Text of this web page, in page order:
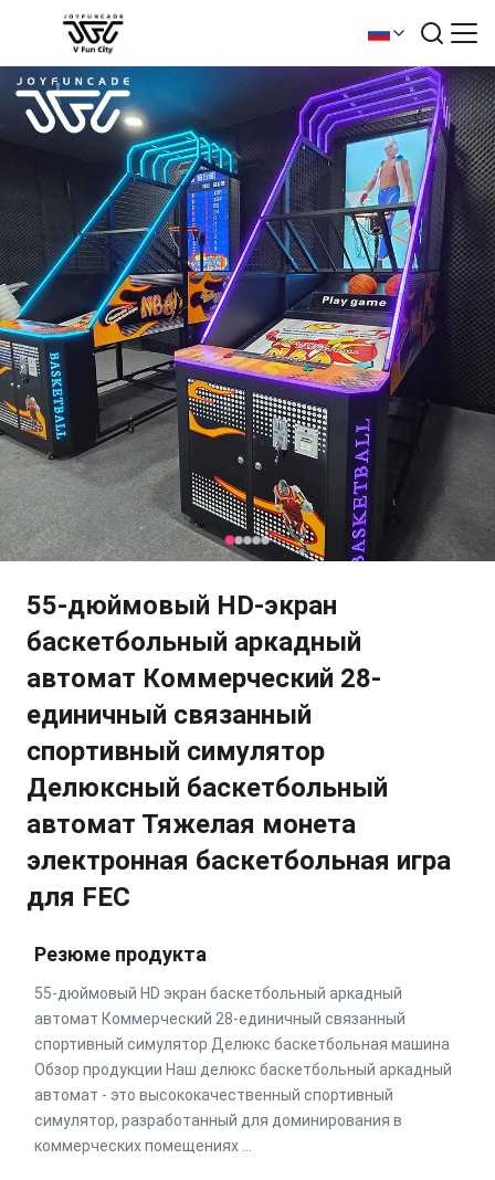
55-дюймовый HD-экран
баскетбольный аркадный
автомат Коммерческий 28-
единичный связанный
спортивный симулятор
Делюксный баскетбольный
автомат Тяжелая монета
электронная баскетбольная игра
для FEC
Резюме продукта
55-дюймовый HD экран баскетбольный аркадный
автомат Коммерческий 28-единичный связанный
спортивный симулятор Делюкс баскетбольная машина
Обзор продукции Наш делюкс баскетбольный аркадный
автомат - это высококачественный спортивный
симулятор, разработанный для доминирования в
коммерческих помещениях ...